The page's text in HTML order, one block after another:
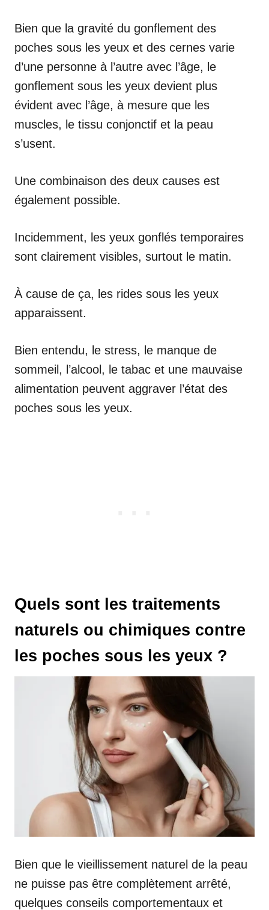
Bien que la gravité du gonflement des
poches sous les yeux et des cernes varie
d’une personne à l’autre avec l’âge, le
gonflement sous les yeux devient plus
évident avec l’âge, à mesure que les
muscles, le tissu conjonctif et la peau
s’usent.
Une combinaison des deux causes est
également possible.
Incidemment, les yeux gonflés temporaires
sont clairement visibles, surtout le matin.
À cause de ça, les rides sous les yeux
apparaissent.
Bien entendu, le stress, le manque de
sommeil, l’alcool, le tabac et une mauvaise
alimentation peuvent aggraver l’état des
poches sous les yeux.
Quels sont les traitements
naturels ou chimiques contre
les poches sous les yeux ?
Bien que le vieillissement naturel de la peau
ne puisse pas être complètement arrêté,
quelques conseils comportementaux et